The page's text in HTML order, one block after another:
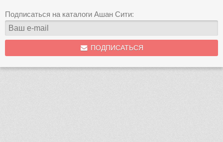
Подписаться на каталоги Ашан Сити:
ПОДПИСАТЬСЯ